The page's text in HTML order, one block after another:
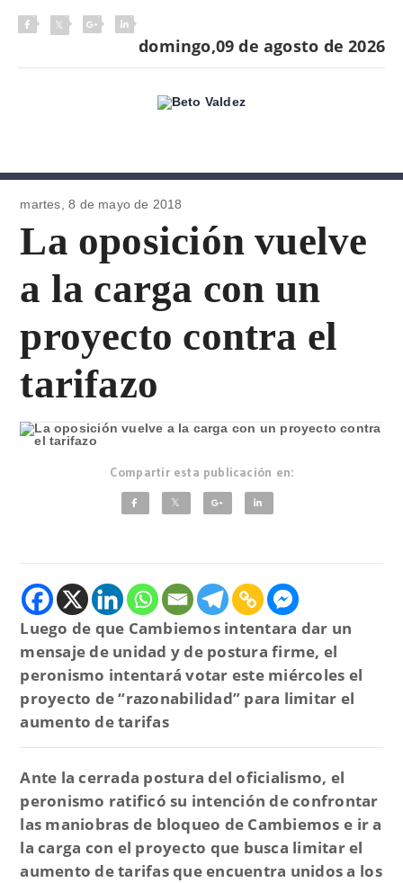
domingo,09 de agosto de 2026
martes, 8 de mayo de 2018
La oposición vuelve
a la carga con un
proyecto contra el
tarifazo
Compartir esta publicación en:
Luego de que Cambiemos intentara dar un
mensaje de unidad y de postura firme, el
peronismo intentará votar este miércoles el
proyecto de “razonabilidad” para limitar el
aumento de tarifas
Ante la cerrada postura del oficialismo, el
peronismo ratificó su intención de confrontar
las maniobras de bloqueo de Cambiemos e ir a
la carga con el proyecto que busca limitar el
aumento de tarifasque encuentra unidos a los